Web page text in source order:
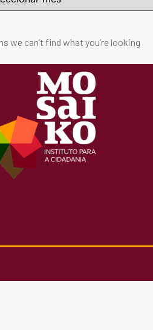
we can’t find what you’re looking